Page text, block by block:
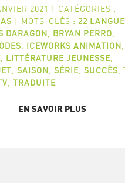
2021 | CATÉGORIES :
| MOTS-CLÉS : 22
DARAGON, BRYAN PERRO,
, ICEWORKS ANIMATION,
, LITTÉRATURE JEUNESSE,
, SAISON, SÉRIE, SUCCÈS,
, TRADUITE
EN SAVOIR PLUS